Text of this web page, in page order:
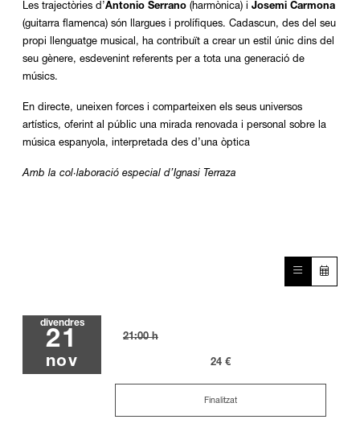
Les trajectòries d’Antonio Serrano (harmònica) i Josemi Carmona
(guitarra flamenca) són llargues i prolífiques. Cadascun, des del seu
propi llenguatge musical, ha contribuït a crear un estil únic dins del
seu gènere, esdevenint referents per a tota una generació de
músics.
En directe, uneixen forces i comparteixen els seus universos
artístics, oferint al públic una mirada renovada i personal sobre la
música espanyola, interpretada des d’una òptica
Amb la col·laboració especial d’Ignasi Terraza
divendres
21
nov
21:00 h
24 €
Finalitzat